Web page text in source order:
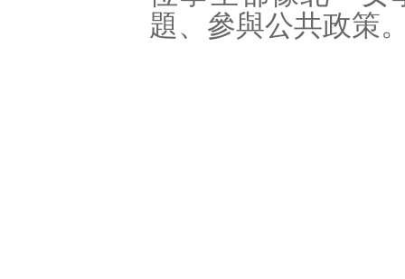
題、參與公共政策